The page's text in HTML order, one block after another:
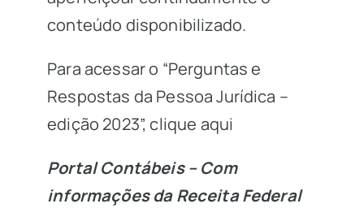
conteúdo disponibilizado.
Para acessar o “Perguntas e
Respostas da Pessoa Jurídica –
edição 2023”,clique aqui
Portal Contábeis – Com
informações da Receita Federal